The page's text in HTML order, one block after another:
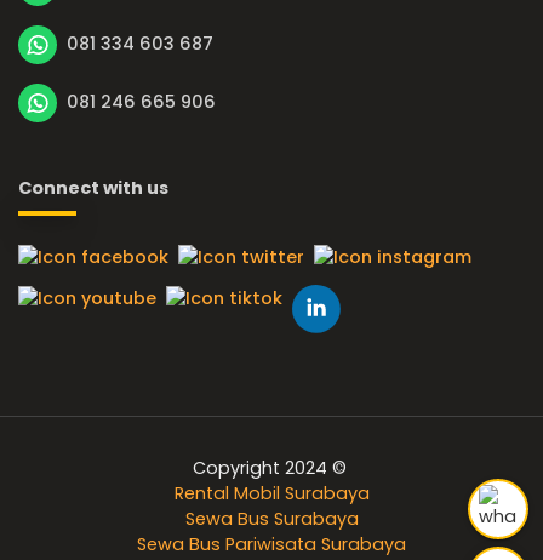
081 334 603 687
081 246 665 906
Connect with us
Copyright 2024 ©
Rental Mobil Surabaya
Sewa Bus Surabaya
Sewa Bus Pariwisata Surabaya